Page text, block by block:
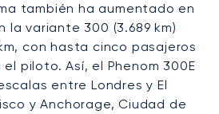
también ha aumentado en
la variante 300 (3.689 km)
con hasta cinco pasajeros
piloto. Así, el Phenom 300E
entre Londres y El
y Anchorage, Ciudad de